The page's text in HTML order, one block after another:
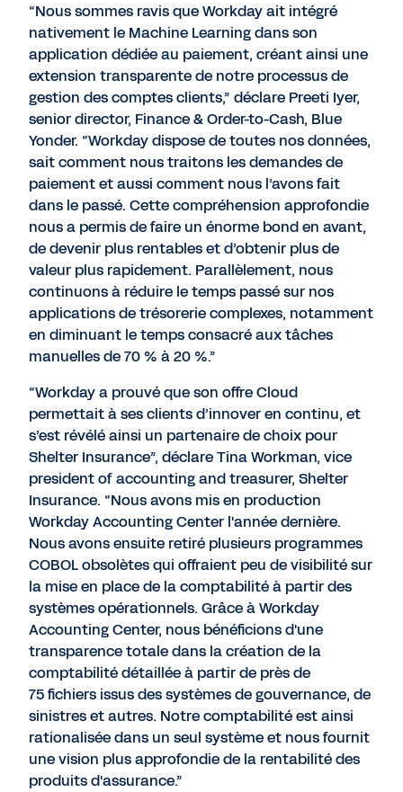
“Nous sommes ravis que Workday ait intégré
nativement le Machine Learning dans son
application dédiée au paiement, créant ainsi une
extension transparente de notre processus de
gestion des comptes clients,” déclare Preeti Iyer,
senior director, Finance & Order-to-Cash, Blue
Yonder. “Workday dispose de toutes nos données,
sait comment nous traitons les demandes de
paiement et aussi comment nous l’avons fait
dans le passé. Cette compréhension approfondie
nous a permis de faire un énorme bond en avant,
de devenir plus rentables et d’obtenir plus de
valeur plus rapidement. Parallèlement, nous
continuons à réduire le temps passé sur nos
applications de trésorerie complexes, notamment
en diminuant le temps consacré aux tâches
manuelles de 70 % à 20 %.”
“Workday a prouvé que son offre Cloud
permettait à ses clients d’innover en continu, et
s’est révélé ainsi un partenaire de choix pour
Shelter Insurance”, déclare Tina Workman, vice
president of accounting and treasurer, Shelter
Insurance. “Nous avons mis en production
Workday Accounting Center l'année dernière.
Nous avons ensuite retiré plusieurs programmes
COBOL obsolètes qui offraient peu de visibilité sur
la mise en place de la comptabilité à partir des
systèmes opérationnels. Grâce à Workday
Accounting Center, nous bénéficions d'une
transparence totale dans la création de la
comptabilité détaillée à partir de près de
75 fichiers issus des systèmes de gouvernance, de
sinistres et autres. Notre comptabilité est ainsi
rationalisée dans un seul système et nous fournit
une vision plus approfondie de la rentabilité des
produits d'assurance.”